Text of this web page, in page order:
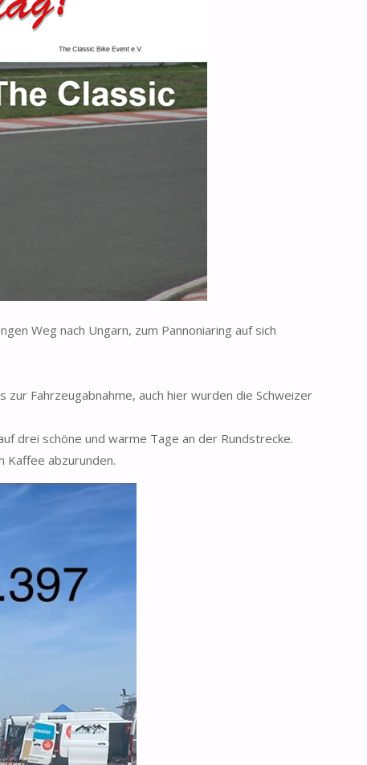
Weg nach Ungarn, zum Pannoniaring auf sich
Fahrzeugabnahme, auch hier wurden die Schweizer
drei schöne und warme Tage an der Rundstrecke.
Kaffee abzurunden.